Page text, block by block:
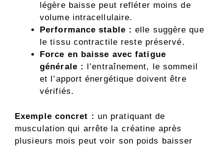
légère baisse peut refléter moins de
volume intracellulaire.
Performance stable : elle suggère que
le tissu contractile reste préservé.
Force en baisse avec fatigue
générale :
l’entraînement, le sommeil
et l’apport énergétique doivent être
vérifiés.
Exemple concret : un pratiquant de
musculation qui arrête la créatine après
plusieurs mois peut voir son poids baisser